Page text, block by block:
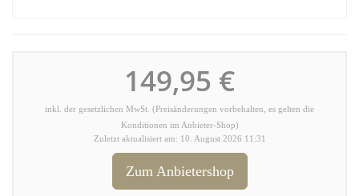
149,95 €
inkl. der gesetzlichen MwSt. (Preisänderungen vorbehalten, es gelten die
Konditionen im Anbieter-Shop)
Zuletzt aktualisiert am: 10. August 2026 11:31
Zum Anbietershop